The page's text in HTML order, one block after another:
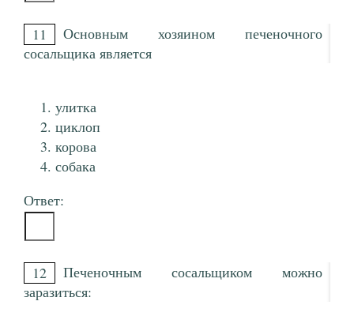
11
Основным хозяином печеночного
сосальщика является
улитка
циклоп
корова
собака
Ответ:
12
Печеночным сосальщиком можно
заразиться: